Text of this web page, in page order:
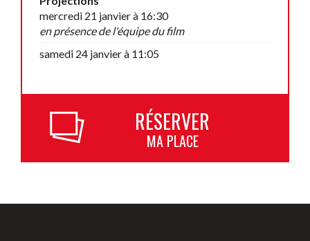
mercredi 21 janvier à 16:30
en présence de l'équipe du film
samedi 24 janvier à 11:05
RÉSERVER
MA PLACE